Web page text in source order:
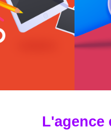
L'agence